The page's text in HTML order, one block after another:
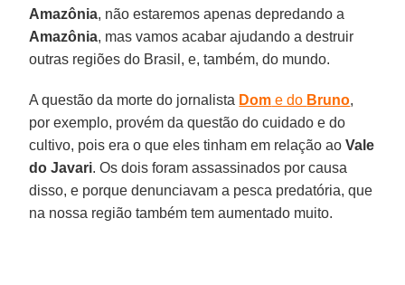
Amazônia, não estaremos apenas depredando a
Amazônia, mas vamos acabar ajudando a destruir
outras regiões do Brasil, e, também, do mundo.
A questão da morte do jornalista Dom e do Bruno,
por exemplo, provém da questão do cuidado e do
cultivo, pois era o que eles tinham em relação aoVale
do Javari. Os dois foram assassinados por causa
disso, e porque denunciavam a pesca predatória, que
na nossa região também tem aumentado muito.